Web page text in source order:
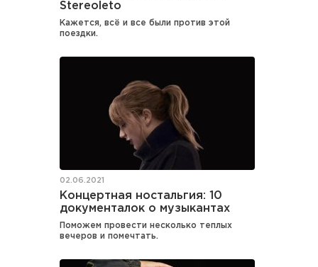
Stereoleto
Кажется, всё и все были против этой
поездки.
02.06.2021
Концертная ностальгия: 10
документалок о музыкантах
Поможем провести несколько теплых
вечеров и помечтать.